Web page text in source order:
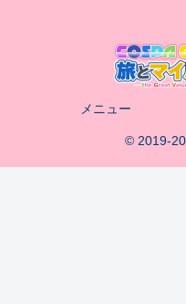
メニュー
© 2019-